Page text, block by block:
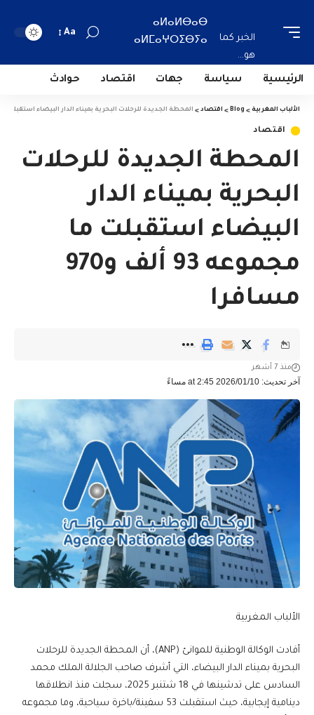
الخبر كما
هو...
ⴰⵍⴰⵍⴱⴰⴱ
ⴰⵍⵎⴰⵖⵔⵉⴱⵢⴰ
Aa
الرئيسية سياسة جهات اقتصاد حوادث
الألباب المغربية >
Blog
> اقتصاد > المحطة الجديدة للرحلات البحرية بميناء الدار البيضاء استقبلت ما مجموعه 93
اقتصاد
المحطة الجديدة للرحلات
البحرية بميناء الدار
البيضاء استقبلت ما
مجموعه 93 ألف و970
مسافرا
آخر تحديث: 2026/01/10 at 2:45 مساءً
منذ 7 أشهر
الألباب المغربية
أفادت الوكالة الوطنية للموانئ (ANP)، أن المحطة الجديدة للرحلات
البحرية بميناء الدار البيضاء، التي أشرف صاحب الجلالة الملك محمد
السادس على تدشينها في 18 شتنبر 2025، سجلت منذ انطلاقها
دينامية إيجابية، حيث استقبلت 53 سفينة/باخرة سياحية، وما مجموعه